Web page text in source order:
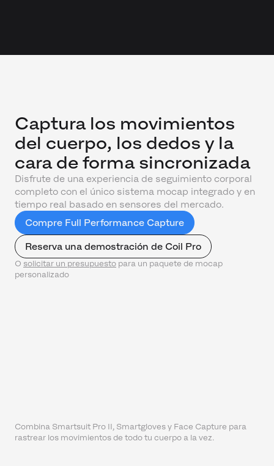
Captura los movimientos
del cuerpo, los dedos y la
cara de forma sincronizada
Disfrute de una experiencia de seguimiento corporal
completo con el único sistema mocap integrado y en
tiempo real basado en sensores del mercado.
Compre Full Performance Capture
Reserva una demostración de Coil Pro
O solicitar un presupuesto para un paquete de mocap
personalizado
Combina Smartsuit Pro II, Smartgloves y Face Capture para
rastrear los movimientos de todo tu cuerpo a la vez.